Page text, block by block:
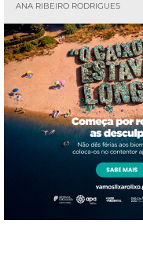
ANA RIBEIRO RODRIGUES